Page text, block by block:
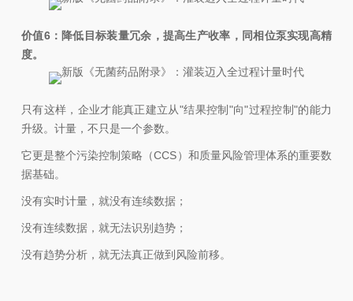
价值6：降低目标装量冗余，提高生产收率，同相位泵实现高精
度。
只有这样，企业才能真正建立从"结果控制"向"过程控制"的能力
升级。计量，不只是一个参数。
它更是整个污染控制策略 （CCS）和质量风险管理体系的重要数
据基础。
没有实时计量，就没有连续数据；
没有连续数据，就无法识别趋势；
没有趋势分析，就无法真正做到风险前移。